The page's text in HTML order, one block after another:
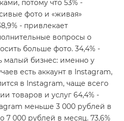
потому что 53% -
фото и «живая»
- привлекает
вопросы о
больше фото. 34,4% -
малый бизнес: именно у
есть аккаунт в Instagram,
в Instagram, чаще всего
товаров и услуг 64,4% -
меньше 3 000 рублей в
7 000 рублей в месяц. 73,6%